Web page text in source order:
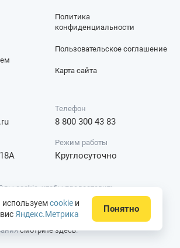
Политика
конфиденциальности
Пользовательское соглашение
Карта сайта
Телефон
8 800 300 43 83
Режим работы
Круглосуточно
cookie, чтобы предоставить
возможностей при посещении сайта
пользоваться сайтом, вы даёте согласие
и обработку персональных данных.
смотрите здесь.
cookie и
Яндекс.Метрика Понятно